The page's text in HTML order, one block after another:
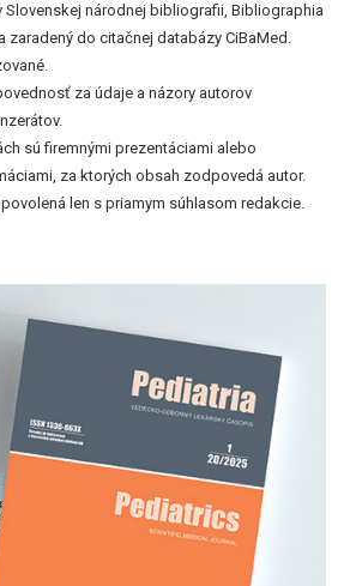
Slovenskej národnej bibliografii, Bibliographia
zaradený do citačnej databázy CiBaMed.
za údaje a názory autorov
sú firemnými prezentáciami alebo
za ktorých obsah zodpovedá autor.
len s priamym súhlasom redakcie.